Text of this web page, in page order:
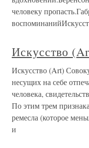
человеку
Искусство
Искусство (Art)
несущих на себе
человека,
По этим трем
ремесла (которое
и